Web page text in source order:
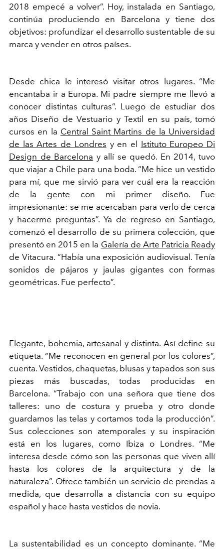
2018 empecé a volver”. Hoy, instalada en Santiago,
continúa produciendo en Barcelona y tiene dos
objetivos: profundizar el desarrollo sustentable de su
marca y vender en otros países.
Desde chica le interesó visitar otros lugares. “Me
encantaba ir a Europa. Mi padre siempre me llevó a
conocer distintas culturas”. Luego de estudiar dos
años Diseño de Vestuario y Textil en su país, tomó
cursos en la Central Saint Martins de la Universidad
de las Artes de Londres y en el Istituto Europeo Di
Design de Barcelona y allí se quedó. En 2014, tuvo
que viajar a Chile para una boda. “Me hice un vestido
para mí, que me sirvió para ver cuál era la reacción
de la gente con mi primer diseño. Fue
impresionante: se me acercaban para verlo de cerca
y hacerme preguntas”. Ya de regreso en Santiago,
comenzó el desarrollo de su primera colección, que
presentó en 2015 en la Galería de Arte Patricia Ready
de Vitacura. “Había una exposición audiovisual. Tenía
sonidos de pájaros y jaulas gigantes con formas
geométricas. Fue perfecto”.
Elegante, bohemia, artesanal y distinta. Así define su
etiqueta. “Me reconocen en general por los colores”,
cuenta. Vestidos, chaquetas, blusas y tapados son sus
piezas más buscadas, todas producidas en
Barcelona. “Trabajo con una señora que tiene dos
talleres: uno de costura y prueba y otro donde
guardamos las telas y cortamos toda la producción”.
Sus colecciones son atemporales y su inspiración
está en los lugares, como Ibiza o Londres. “Me
interesa desde cómo son las personas que viven allí
hasta los colores de la arquitectura y de la
naturaleza”. Ofrece también un servicio de prendas a
medida, que desarrolla a distancia con su equipo
español y hace hasta vestidos de novia.
La sustentabilidad es un concepto dominante. “Me